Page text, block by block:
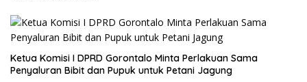
Ketua Komisi I DPRD Gorontalo Minta Perlakuan Sama
Penyaluran Bibit dan Pupuk untuk Petani Jagung